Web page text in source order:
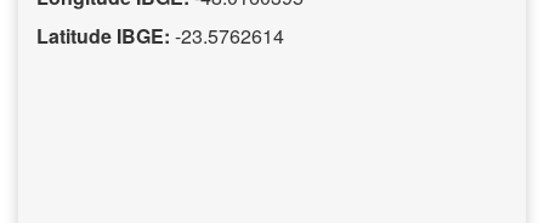
Latitude IBGE: -23.5762614